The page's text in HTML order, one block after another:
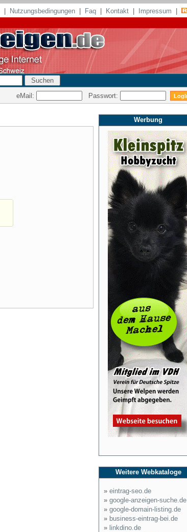
Nutzungsbedingungen Faq Kontakt Impressum
eMail: Passwort:
Werbung
Weitere Webkataloge
» eintrag-seo.de
» google-anzeigen-suche.de
» google-domain-listing.de
» business-eintrag-bei.de
» linkdino.de